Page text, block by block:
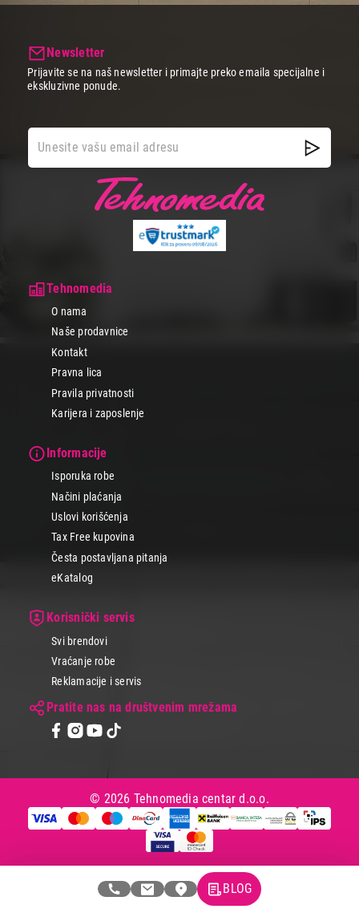
Tehnomedia
O nama
Naše prodavnice
Kontakt
Pravna lica
Pravila privatnosti
Karijera i zaposlenje
Informacije
Isporuka robe
Načini plaćanja
Uslovi korišćenja
Tax Free kupovina
Česta postavljana pitanja
eKatalog
Korisnički servis
Svi brendovi
Vraćanje robe
Reklamacije i servis
Pratite nas na društvenim mrežama
Newsletter
Prijavite se na naš newsletter i primajte preko emaila specijalne i
ekskluzivne ponude.
© 2026 Tehnomedia centar d.o.o.
BLOG